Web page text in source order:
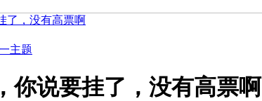
了，没有高票啊
你说要挂了，没有高票啊